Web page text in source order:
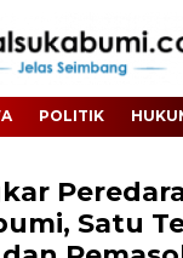
POLITIK
Satu